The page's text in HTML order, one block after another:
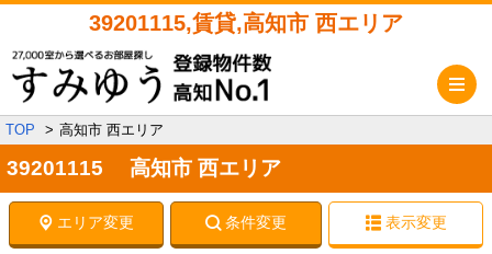
39201115,賃貸,高知市 西エリア
TOP 高知市 西エリア
39201115 高知市 西エリア
エリア変更 条件変更 表示変更